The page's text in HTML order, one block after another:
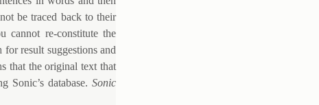
be traced back to their
cannot re-constitute the
result suggestions and
that the original text that
Sonic’s database. Sonic